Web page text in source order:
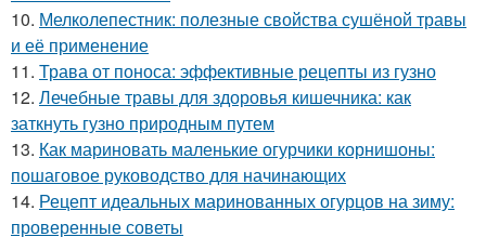
10. Мелколепестник: полезные свойства сушёной травы
и её применение
11. Трава от поноса: эффективные рецепты из гузно
12. Лечебные травы для здоровья кишечника: как
заткнуть гузно природным путем
13. Как мариновать маленькие огурчики корнишоны:
пошаговое руководство для начинающих
14. Рецепт идеальных маринованных огурцов на зиму:
проверенные советы